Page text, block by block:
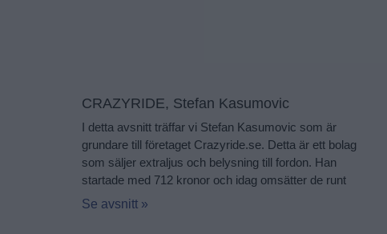
CRAZYRIDE, Stefan Kasumovic
I detta avsnitt träffar vi Stefan Kasumovic som är
grundare till företaget Crazyride.se. Detta är ett bolag
som säljer extraljus och belysning till fordon. Han
startade med 712 kronor och idag omsätter de runt
Se avsnitt »